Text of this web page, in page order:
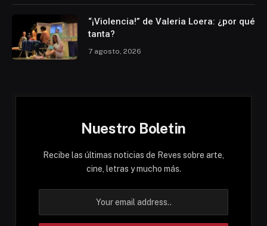
“¡Violencia!” de Valeria Loera: ¿por qué
tanta?
7 agosto, 2026
Nuestro Boletin
Recibe las últimas noticias de Reves sobre arte,
cine, letras y mucho más.